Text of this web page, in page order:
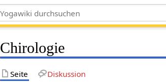
Chirologie
Seite Diskussion